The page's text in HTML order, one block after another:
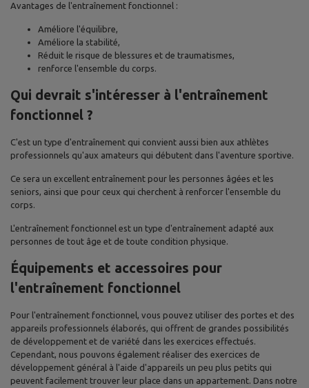
Avantages de l'entraînement fonctionnel :
Améliore l'équilibre,
Améliore la stabilité,
Réduit le risque de blessures et de traumatismes,
renforce l'ensemble du corps.
Qui devrait s'intéresser à l'entraînement
fonctionnel ?
C'est un type d'entraînement qui convient aussi bien aux athlètes
professionnels qu'aux amateurs qui débutent dans l'aventure sportive.
Ce sera un excellent entraînement pour les personnes âgées et les
seniors, ainsi que pour ceux qui cherchent à renforcer l'ensemble du
corps.
L'entraînement fonctionnel est un type d'entraînement adapté aux
personnes de tout âge et de toute condition physique.
Équipements et accessoires pour
l'entraînement fonctionnel
Pour l'entraînement fonctionnel, vous pouvez utiliser des portes et des
appareils professionnels élaborés, qui offrent de grandes possibilités
de développement et de variété dans les exercices effectués.
Cependant, nous pouvons également réaliser des exercices de
développement général à l'aide d'appareils un peu plus petits qui
peuvent facilement trouver leur place dans un appartement. Dans notre